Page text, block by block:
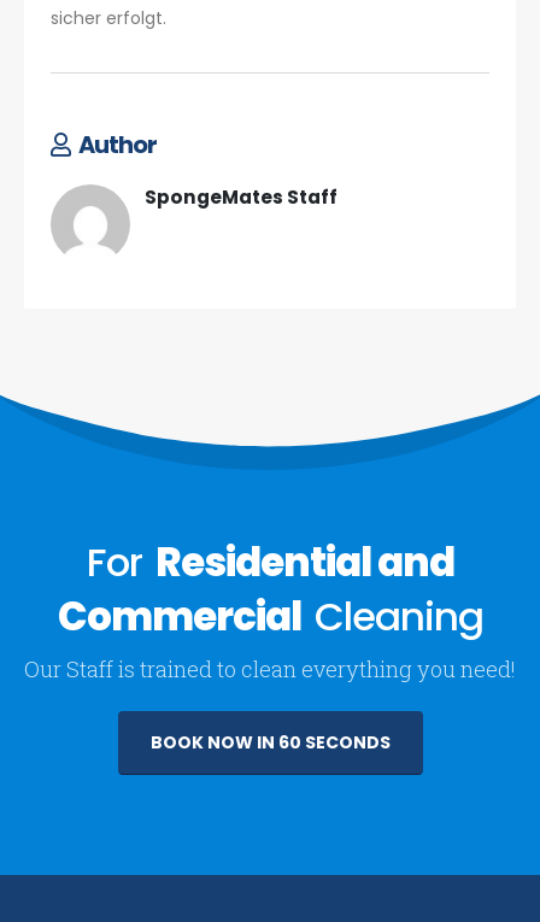
sicher erfolgt.
Author
SpongeMates Staff
For Residential and
Commercial Cleaning
Our Staff is trained to clean everything you need!
BOOK NOW IN 60 SECONDS